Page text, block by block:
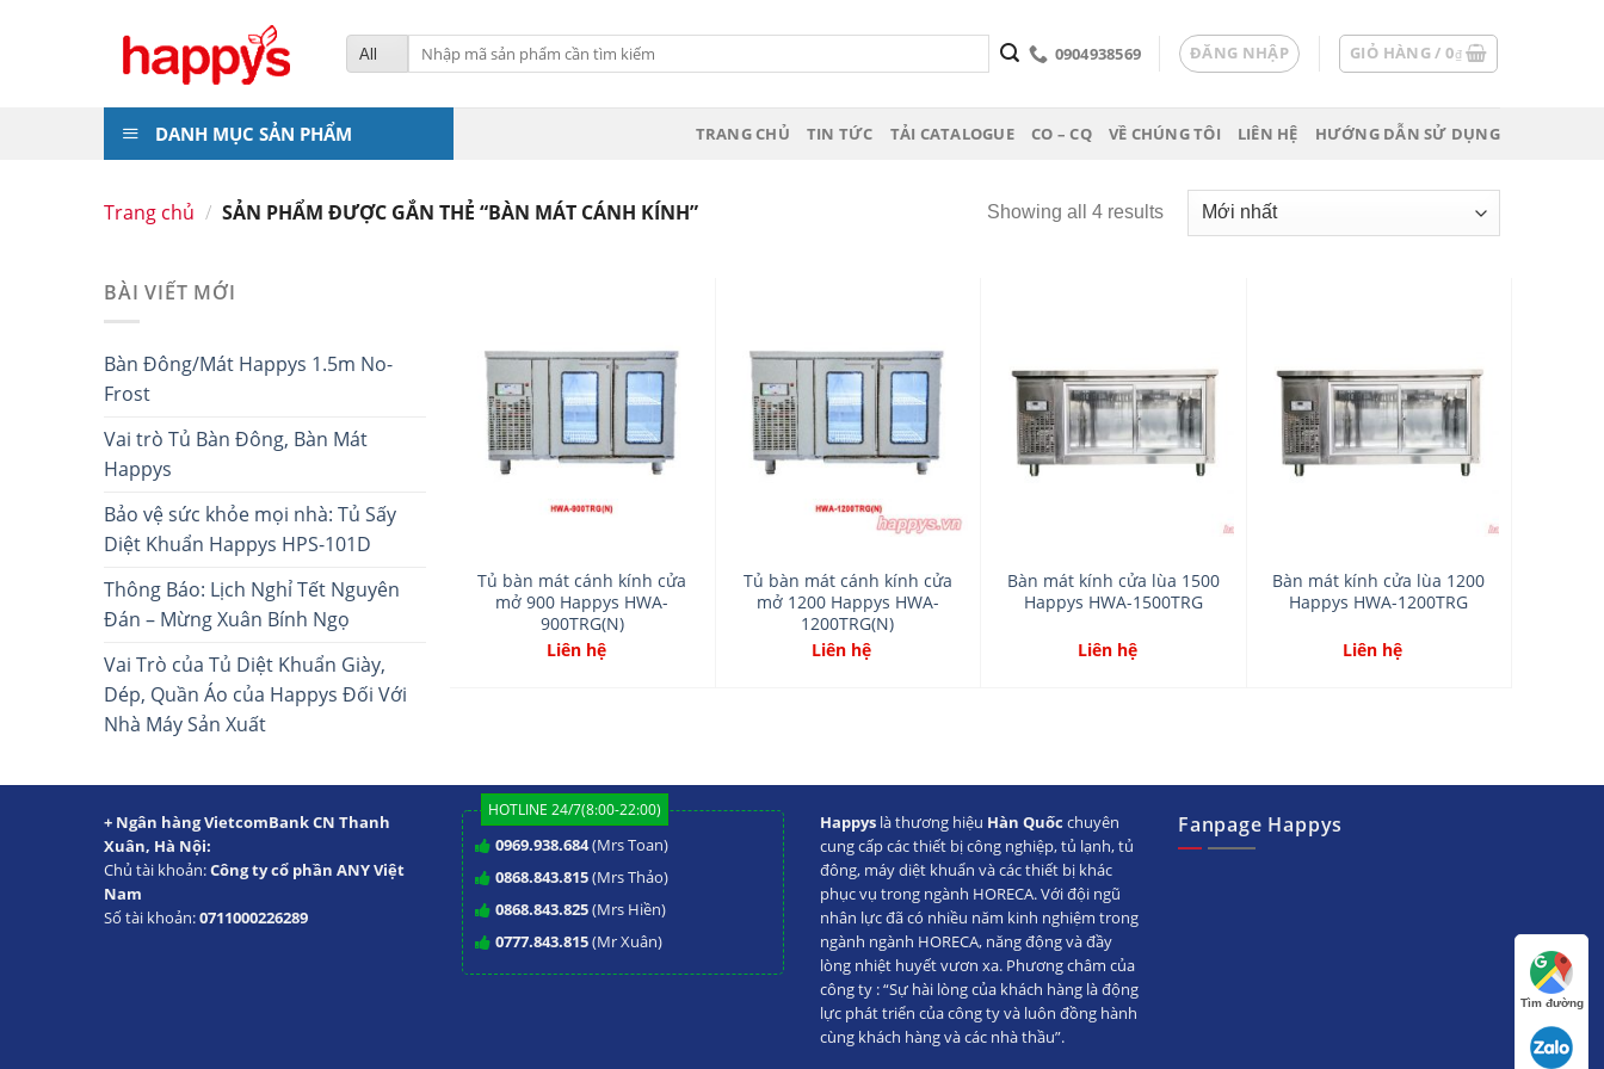
Tìm
kiếm:
0904938569 ĐĂNG NHẬP GIỎ HÀNG /0₫
DANH MỤC SẢN PHẨM TRANG CHỦ TIN TỨC TẢI CATALOGUE CO – CQ VỀ CHÚNG TÔI LIÊN HỆ HƯỚNG DẪN SỬ DỤNG
Trang chủ / SẢN PHẨM ĐƯỢC GẮN THẺ “BÀN MÁT CÁNH KÍNH” Showing all 4 results
BÀI VIẾT MỚI
Bàn Đông/Mát Happys 1.5m No-
Frost
Vai trò Tủ Bàn Đông, Bàn Mát
Happys
Bảo vệ sức khỏe mọi nhà: Tủ Sấy
Diệt Khuẩn Happys HPS-101D
Thông Báo: Lịch Nghỉ Tết Nguyên
Đán – Mừng Xuân Bính Ngọ
Vai Trò của Tủ Diệt Khuẩn Giày,
Dép, Quần Áo của Happys Đối Với
Nhà Máy Sản Xuất
Add
to
wishlist
Tủ bàn mát cánh kính cửa
mở 900 Happys HWA-
900TRG(N)
Liên hệ
Add
to
wishlist
Tủ bàn mát cánh kính cửa
mở 1200 Happys HWA-
1200TRG(N)
Liên hệ
to
wishlist
Bàn mát kính cửa lùa 1500
Happys HWA-1500TRG
Liên hệ
to
wishlist
Bàn mát kính cửa lùa 1200
Happys HWA-1200TRG
Liên hệ
+ Ngân hàng VietcomBank CN Thanh
Xuân, Hà Nội:
Chủ tài khoản:Công ty cổ phần ANY Việt
Nam
Số tài khoản:0711000226289
HOTLINE 24/7(8:00-22:00)
0969.938.684(Mrs Toan)
0868.843.815(Mrs Thảo)
0868.843.825(Mrs Hiền)
0777.843.815(Mr Xuân)
Happys là thương hiệu Hàn Quốc chuyên
cung cấp các thiết bị công nghiệp, tủ lạnh, tủ
đông, máy diệt khuẩn và các thiết bị khác
phục vụ trong ngành HORECA. Với đội ngũ
nhân lực đã có nhiều năm kinh nghiệm trong
ngành ngành HORECA, năng động và đầy
lòng nhiệt huyết vươn xa. Phương châm của
công ty : “Sự hài lòng của khách hàng là động
lực phát triển của công ty và luôn đồng hành
cùng khách hàng và các nhà thầu”.
Fanpage Happys
Tìm đường